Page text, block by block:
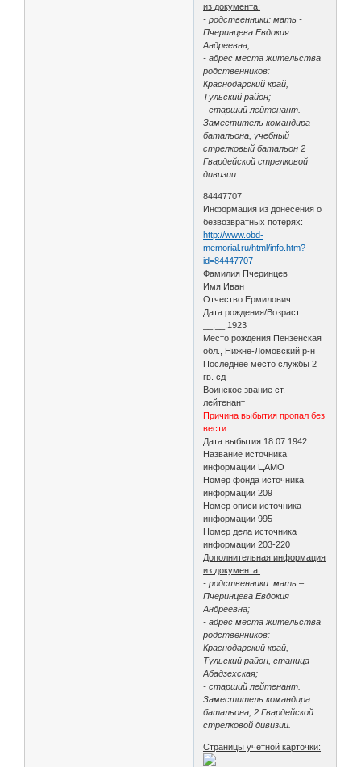
из документа:
- родственники: мать -
Пчеринцева Евдокия
Андреевна;
- адрес места жительства
родственников:
Краснодарский край,
Тульский район;
- старший лейтенант.
Заместитель командира
батальона, учебный
стрелковый батальон 2
Гвардейской стрелковой
дивизии.
84447707
Информация из донесения о
безвозвратных потерях:
http://www.obd-
memorial.ru/html/info.htm?
id=84447707
Фамилия Пчеринцев
Имя Иван
Отчество Ермилович
Дата рождения/Возраст
__.__.1923
Место рождения Пензенская
обл., Нижне-Ломовский р-н
Последнее место службы 2
гв. сд
Воинское звание ст.
лейтенант
Причина выбытия пропал без
вести
Дата выбытия 18.07.1942
Название источника
информации ЦАМО
Номер фонда источника
информации 209
Номер описи источника
информации 995
Номер дела источника
информации 203-220
Дополнительная информация
из документа:
- родственники: мать –
Пчеринцева Евдокия
Андреевна;
- адрес места жительства
родственников:
Краснодарский край,
Тульский район, станица
Абадзехская;
- старший лейтенант.
Заместитель командира
батальона, 2 Гвардейской
стрелковой дивизии.
Страницы учетной карточки: